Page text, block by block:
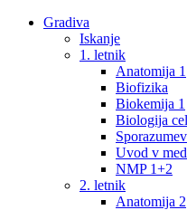
Gradiva
Iskanje
1. letnik
Anatomija 1
Biofizika
Biokemija 1
Biologija
Uvod v
NMP 1+2
2. letnik
Anatomija 2